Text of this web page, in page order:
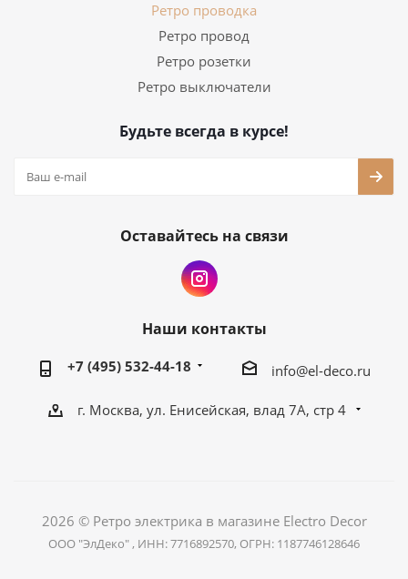
Ретро проводка
Ретро провод
Ретро розетки
Ретро выключатели
Будьте всегда в курсе!
Оставайтесь на связи
Наши контакты
+7 (495) 532-44-18 info@el-deco.ru
г. Москва, ул. Енисейская, влад 7А, стр 4
2026 © Ретро электрика в магазине Electro Decor
ООО "ЭлДеко" , ИНН: 7716892570, ОГРН: 1187746128646